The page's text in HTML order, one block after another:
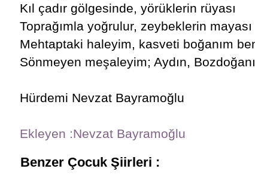
Kıl çadır gölgesinde, yörüklerin rüyası
Toprağımla yoğrulur, zeybeklerin mayası
Mehtaptaki haleyim, kasveti boğanım
Sönmeyen meşaleyim; Aydın,
Hürdemi Nevzat Bayramoğlu
Ekleyen :Nevzat Bayramoğlu
Benzer Çocuk Şiirleri :